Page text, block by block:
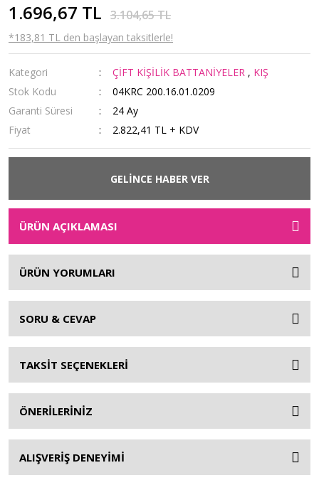
1.696,67 TL 3.104,65 TL
*183,81 TL den başlayan taksitlerle!
Kategori ÇİFT KİŞİLİK BATTANİYELER , KIŞ
Stok Kodu
04KRC 200.16.01.0209
Garanti Süresi
24 Ay
Fiyat
2.822,41 TL + KDV
GELİNCE HABER VER
ÜRÜN AÇIKLAMASI
ÜRÜN YORUMLARI
SORU & CEVAP
TAKSİT SEÇENEKLERİ
ÖNERİLERİNİZ
ALIŞVERİŞ DENEYİMİ